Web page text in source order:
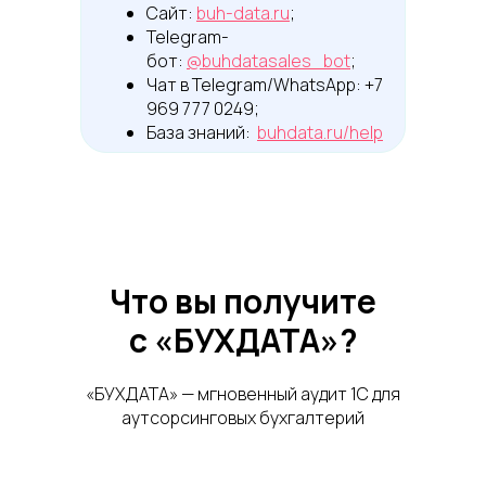
Сайт: buh-data.ru;
Telegram-
бот: @buhdatasales_bot;
Чат в Telegram/WhatsApp: +7
969 777 0249;
База знаний: buhdata.ru/help
Что вы получите
с «БУХДАТА»?
«БУХДАТА» — мгновенный аудит 1С для
аутсорсинговых бухгалтерий